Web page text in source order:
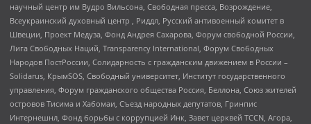
научный центр им Вудро Вильсона, Свободная пресса, Возрождение,
Всеукраинский духовный центр , Риддл, Русский антивоенный комитет в
Швеции, Проект Медуза, Фонд Андрея Сахарова, Форум свободной России,
Лига Свободных Наций, Transparеncy International, Форум Свободных
Народов ПостРоссии, Солидарность с гражданским движением в России –
Solidarus, КрымSOS, Свободный университет, Институт государственного
управления, Форум гражданского общества Россия, Беллона, Союз жителей
островов Тисима и Хабомаи, Съезд народных депутатов, Гринпис
Интернешнл, Фонд борьбы с коррупцией Инк, Завет церквей TCCN, Агора,